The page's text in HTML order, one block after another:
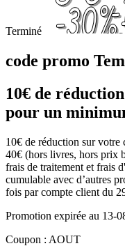
Terminé
code promo
10€ de
pour un
10€ de réduction sur votre
40€ (hors livres, hors prix
frais de traitement et frais
cumulable avec d’autres
fois par compte client du
Promotion expirée au 13-
Coupon : AOUT